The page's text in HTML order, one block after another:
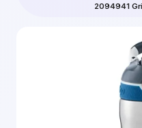
2094941 Gri